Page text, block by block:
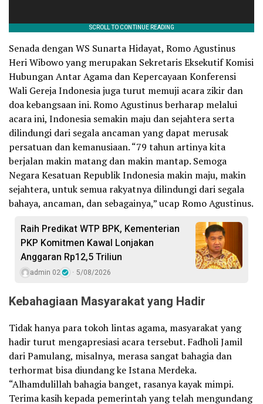
Senada dengan WS Sunarta Hidayat, Romo Agustinus
Heri Wibowo yang merupakan Sekretaris Eksekutif Komisi
Hubungan Antar Agama dan Kepercayaan Konferensi
Wali Gereja Indonesia juga turut memuji acara zikir dan
doa kebangsaan ini. Romo Agustinus berharap melalui
acara ini, Indonesia semakin maju dan sejahtera serta
dilindungi dari segala ancaman yang dapat merusak
persatuan dan kemanusiaan. “79 tahun artinya kita
berjalan makin matang dan makin mantap. Semoga
Negara Kesatuan Republik Indonesia makin maju, makin
sejahtera, untuk semua rakyatnya dilindungi dari segala
bahaya, ancaman, dan sebagainya,” ucap Romo Agustinus.
Raih Predikat WTP BPK, Kementerian
PKP Komitmen Kawal Lonjakan
Anggaran Rp12,5 Triliun
admin 02 5/08/2026
Kebahagiaan Masyarakat yang Hadir
Tidak hanya para tokoh lintas agama, masyarakat yang
hadir turut mengapresiasi acara tersebut. Fadholi Jamil
dari Pamulang, misalnya, merasa sangat bahagia dan
terhormat bisa diundang ke Istana Merdeka.
“Alhamdulillah bahagia banget, rasanya kayak mimpi.
Terima kasih kepada pemerintah yang telah mengundang